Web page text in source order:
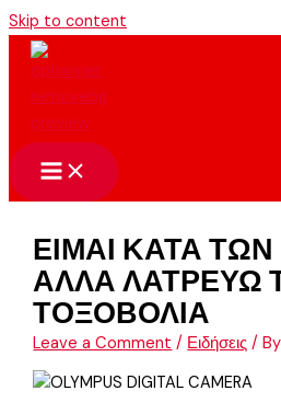
Skip to content
ΕΙΜΑΙ ΚΑΤΑ
ΑΛΛΑ ΛΑΤΡΕΥΩ
ΤΟΞΟΒΟΛΙΑ
Leave a Comment / Ειδήσεις /